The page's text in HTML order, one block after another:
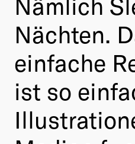
Nächten.
einfache
ist so